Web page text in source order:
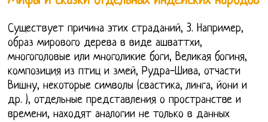
Существует причина этих страданий, 3. Например,
образ мирового дерева в виде ашваттхи,
многоголовые или многоликие боги, Великая богиня,
композиция из птиц и змей, Рудра-Шива, отчасти
Вишну, некоторые символы (свастика, линга, йони и
др. ), отдельные представления о пространстве и
времени, находят аналогии не только в данных